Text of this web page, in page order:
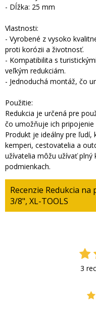
- Dĺžka: 25 mm
Vlastnosti:
- Vyrobené z vysoko
proti korózii a životnosť.
- Kompatibilita s
veľkým redukciám.
- Jednoduchá montáž, čo
Použitie:
Redukcia je určená pre
čo umožňuje ich
Produkt je ideálny pre ľudí,
kemperi, cestovatelia a
užívatelia môžu užívať
podmienkach.
Recenzie Redukcia
3/8", XL-TOOLS
3